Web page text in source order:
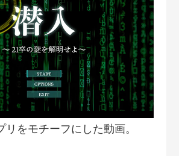
リをモチーフにした動画。